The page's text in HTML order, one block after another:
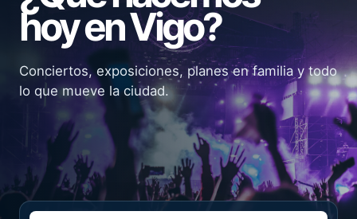
hoy en Vigo?
Conciertos, exposiciones, planes en familia y todo
lo que mueve la ciudad.